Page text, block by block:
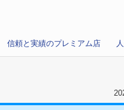
信頼と実績のプレミアム店